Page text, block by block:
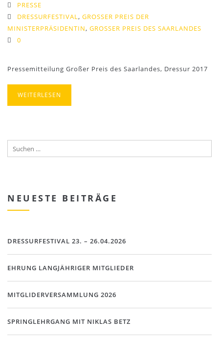
PRESSE
DRESSURFESTIVAL, GROSSER PREIS DER M
INISTERPRÄSIDENTIN
, GROSSER PREIS DES SAARLANDES
0
Pressemitteilung Großer Preis des Saarlandes, Dressur 2017
WEITERLESEN
NEUESTE BEITRÄGE
DRESSURFESTIVAL 23. – 26.04.2026
EHRUNG LANGJÄHRIGER MITGLIEDER
MITGLIDERVERSAMMLUNG 2026
SPRINGLEHRGANG MIT NIKLAS BETZ